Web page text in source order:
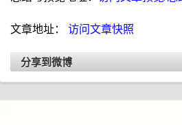
文章地址： 访问文章快照
分享到微博